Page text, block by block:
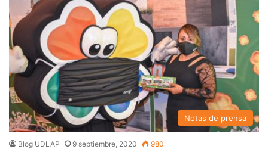
Notas de prensa
Blog UDLAP 9 septiembre, 2020 980